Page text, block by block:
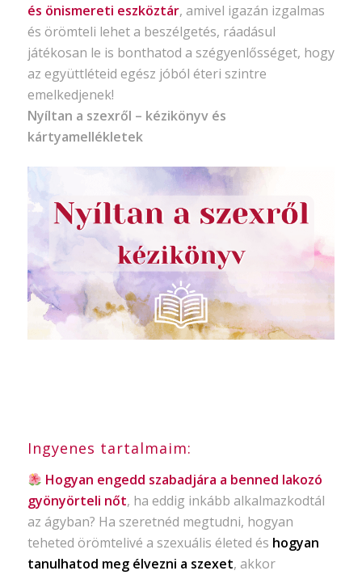
és önismereti eszköztár, amivel igazán izgalmas
és örömteli lehet a beszélgetés, ráadásul
játékosan le is bonthatod a szégyenlősséget, hogy
az együttléteid egész jóból éteri szintre
emelkedjenek!
Nyíltan a szexről – kézikönyv és
kártyamellékletek
Ingyenes tartalmaim:
Hogyan engedd szabadjára a benned lakozó
gyönyörteli nőt, ha eddig inkább alkalmazkodtál
az ágyban? Ha szeretnéd megtudni, hogyan
teheted örömtelivé a szexuális életed és hogyan
tanulhatod meg élvezni a szexet, akkor